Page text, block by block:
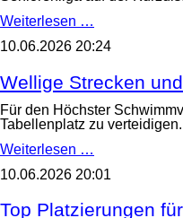
Weiterlesen …
der
Seniorenliga
des
HTV:
Erich-
Taunusstein
13.
10.06.2026 20:24
Wellige Strecken
Für den Höchster
Tabellenplatz zu verteidigen.
Weiterlesen …
und
Aufstiegsplatz
10.06.2026 20:01
Top Platzierungen